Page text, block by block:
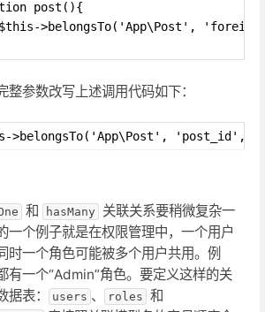
post(){
>belongsTo('App\Post',
整参数改写上述调用代码如下：
>belongsTo('App\Post', 'post_id',
和 hasMany
关联关系要稍微复杂一
一个例子就是在权限管理中，一个用户
时一个角色可能被多个用户共用。例
有一个“Admin”角色。要定义这样的关
表：
users 、 roles 和